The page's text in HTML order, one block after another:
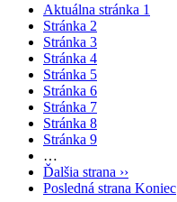
Aktuálna stránka 1
Stránka 2
Stránka 3
Stránka 4
Stránka 5
Stránka 6
Stránka 7
Stránka 8
Stránka 9
…
Ďalšia strana ››
Posledná strana Koniec